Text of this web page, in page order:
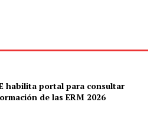
habilita portal para consultar
de las ERM 2026